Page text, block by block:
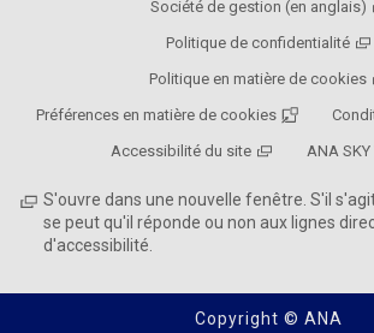
Société de gestion (en anglais)
Politique de confidentialité
Politique en matière de cookies
Préférences en matière de cookies
Accessibilité du site
ANA SKY
S'ouvre dans une nouvelle fenêtre. S'il
se peut qu'il réponde ou non aux lignes
d'accessibilité.
Copyright © ANA